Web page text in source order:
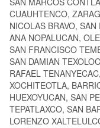
CUAUHTENCO,
NICOLAS BRAVO,
ANA NOPALUCAN,
SAN FRANCISCO
SAN DAMIAN
RAFAEL
XOCHITEOTLA,
HUEXOYUCAN, SAN
TEPATLAXCO, SAN
LORENZO